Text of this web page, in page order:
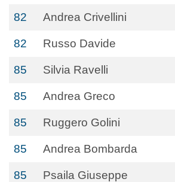
82 Andrea Crivellini
82 Russo Davide
85 Silvia Ravelli
85 Andrea Greco
85 Ruggero Golini
85 Andrea Bombarda
85 Psaila Giuseppe